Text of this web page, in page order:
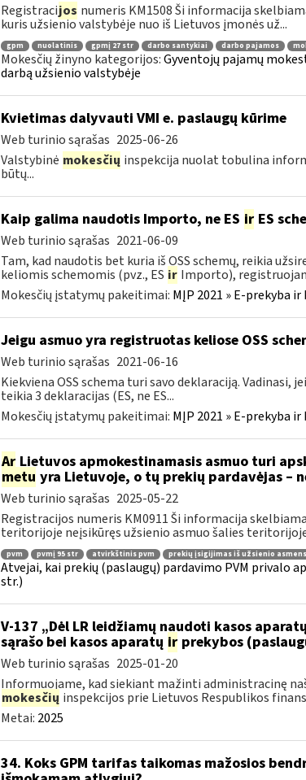
Registracijos numeris KM1508 Ši informacija
kuris užsienio valstybėje nuo iš Lietuvos įmonės už...
gpm nuolatinis gpmį 27 str darbo santykiai darbo pajamos
Mokesčių žinyno kategorijos:Gyventojų pajamų
darbą užsienio valstybėje
Kvietimas dalyvauti VMI e. paslaugų kūrime
Web turinio sąrašas 2025-06-26
Valstybinė mokesčių inspekcija nuolat tobulina
būtų...
Kaip galima naudotis Importo, ne ES irES
Web turinio sąrašas 2021-06-09
Tam, kad naudotis bet kuria iš OSS schemų, reikia
keliomis schemomis (pvz., ES ir Importo),
Mokesčių įstatymų pakeitimai: MĮP 2021 » E-prekyba ir
Jeigu asmuo yra registruotas keliose OSS
Web turinio sąrašas 2021-06-16
Kiekviena OSS schema turi savo deklaraciją. Vadinasi,
teikia 3 deklaracijas (ES, ne ES...
Mokesčių įstatymų pakeitimai: MĮP 2021 » E-prekyba ir
ArLietuvos apmokestinamasis asmuo turi
metu yra Lietuvoje, o tų prekių pardavėjas –
Web turinio sąrašas 2025-05-22
Registracijos numeris KM0911 Ši informacija
teritorijoje neįsikūręs užsienio asmuo šalies teritorijoje:
pvm pvmį 95 str atvirkštinis pvm prekių įsigijimas iš užsienio asmens
Atvejai, kai prekių (paslaugų) pardavimo PVM privalo
str.)
V-137 „Dėl LR leidžiamų naudoti kasos aparatų
sąrašo bei kasos aparatų irprekybos
Web turinio sąrašas 2025-01-20
Informuojame, kad siekiant mažinti administracinę
mokesčių inspekcijos prie Lietuvos Respublikos
Metai: 2025
34. Koks GPM tarifas taikomas mažosios